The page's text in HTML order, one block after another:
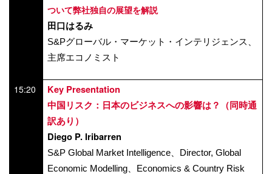
ついて弊社独自の展望を解説
田口はるみ
S&Pグローバル・マーケット・インテリジェンス、
主席エコノミスト
15:20 Key Presentation
中国リスク：日本のビジネスへの影響は？（同時通
訳あり）
Diego P. Iribarren
S&P Global Market Intelligence、Director, Global
Economic Modelling 、Economics & Country Risk